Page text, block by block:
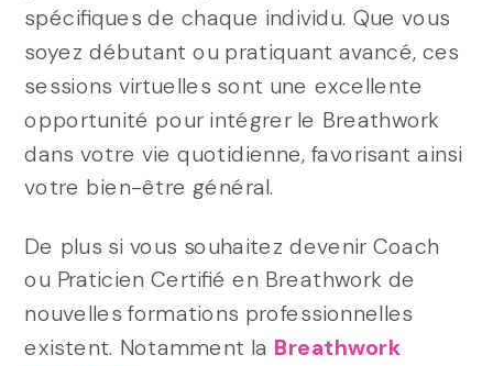
spécifiques de chaque individu. Que vous
soyez débutant ou pratiquant avancé, ces
sessions virtuelles sont une excellente
opportunité pour intégrer le Breathwork
dans votre vie quotidienne, favorisant ainsi
votre bien-être général.
De plus si vous souhaitez devenir Coach
ou Praticien Certifié en Breathwork de
nouvelles formations professionnelles
existent. Notamment la Breathwork